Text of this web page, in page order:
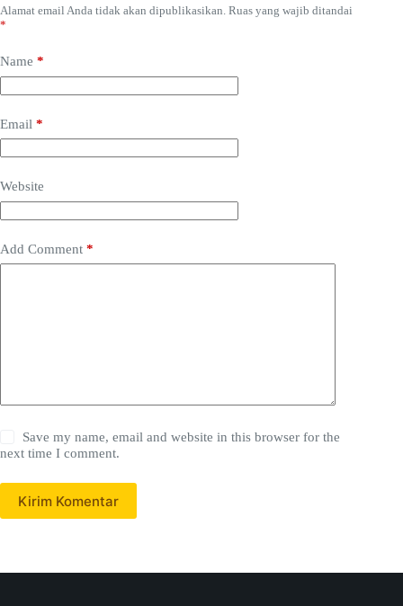
Alamat email Anda tidak akan dipublikasikan. Ruas yang wajib ditandai
*
Name *
Email *
Website
Add Comment *
Save my name, email and website in this browser for the
next time I comment.
Kirim Komentar